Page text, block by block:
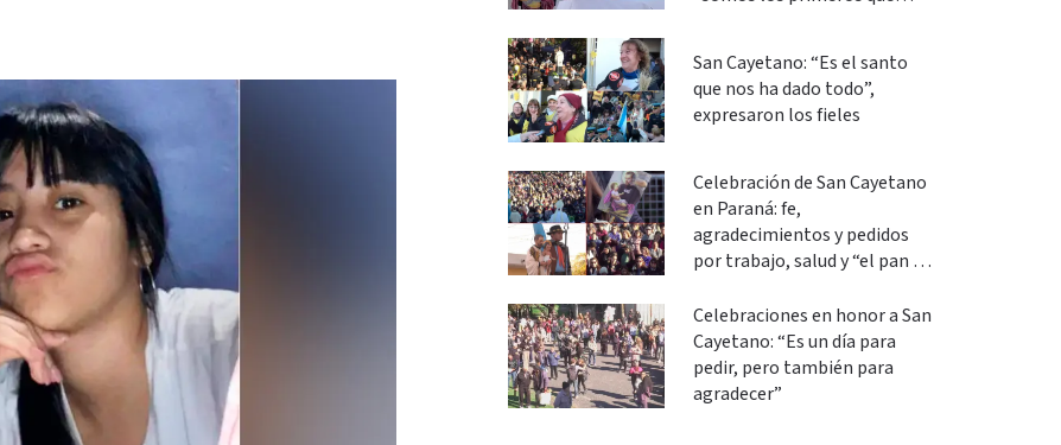
San Cayetano: “Es el santo
que nos ha dado todo”,
expresaron los fieles
Celebración de San Cayetano
en Paraná: fe,
agradecimientos y pedidos
por trabajo, salud y “el pan de
Celebraciones en honor a San
Cayetano: “Es un día para
pedir, pero también para
agradecer”